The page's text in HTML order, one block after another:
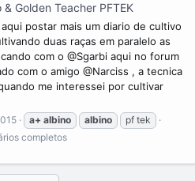
& Golden Teacher PFTEK
postar mais um diario de cultivo
duas raças em paralelo as
com o @Sgarbi aqui no forum
com o amigo @Narciss , a tecnica
me interessei por cultivar
a+ albino albino
pf tek
completos